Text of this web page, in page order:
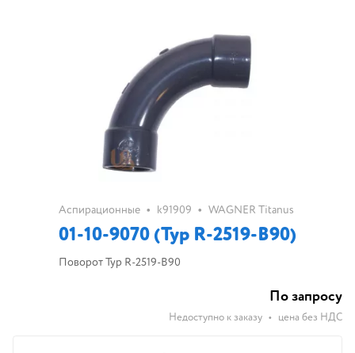
Аспирационные • k91909 • WAGNER Titanus
01-10-9070 (Typ R-2519-B90)
Поворот Typ R-2519-B90
По запросу
Недоступно к заказу • цена без НДС